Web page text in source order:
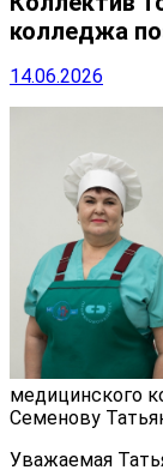
колледжа
14.06.2026
медицинского
Семенову
Уважаемая